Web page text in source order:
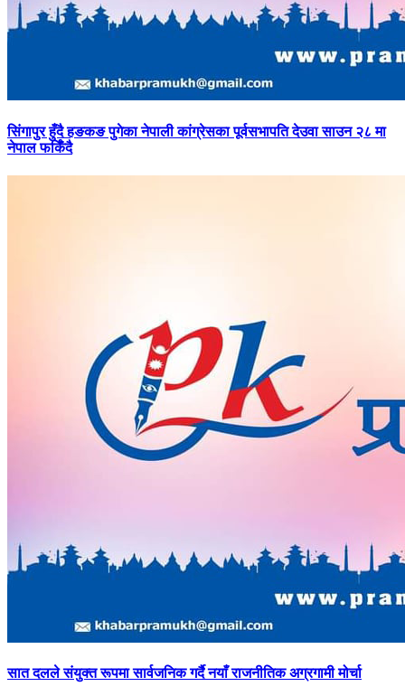
सिंगापुरहुँदै हङकङ पुगेका नेपाली कांग्रेसका पूर्वसभापति देउवा साउन २८ मा
नेपाल फर्किँदै
सातदलले संयुक्त रूपमा सार्वजनिक गर्दै नयाँ राजनीतिक अग्रगामी मोर्चा